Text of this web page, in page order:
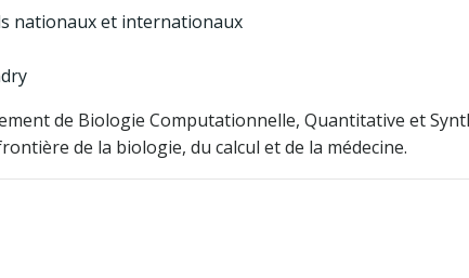
nationaux et internationaux
de Biologie Computationnelle, Quantitative et
de la biologie, du calcul et de la médecine.